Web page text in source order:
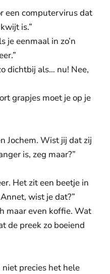
een computervirus dat
is.”
je eenmaal in zo’n
dichtbij als… nu! Nee,
grapjes moet je op je
Jochem. Wist jij dat zij
is, zeg maar?”
Het zit een beetje in
wist je dat?”
maar even koffie. Wat
de preek zo boeiend
niet precies het hele